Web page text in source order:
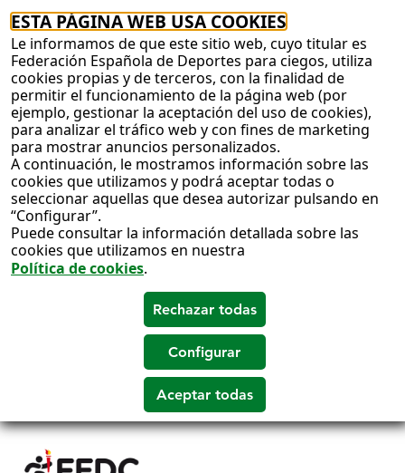
ESTA PÁGINA WEB USA COOKIES
Le informamos de que este sitio web, cuyo titular es
Federación Española de Deportes para ciegos, utiliza
cookies propias y de terceros, con la finalidad de
permitir el funcionamiento de la página web (por
ejemplo, gestionar la aceptación del uso de cookies),
para analizar el tráfico web y con fines de marketing
para mostrar anuncios personalizados.
A continuación, le mostramos información sobre las
cookies que utilizamos y podrá aceptar todas o
seleccionar aquellas que desea autorizar pulsando en
“Configurar”.
Puede consultar la información detallada sobre las
cookies que utilizamos en nuestra
Política de cookies.
Salto a